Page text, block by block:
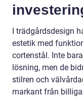
I trädgårdsdesign
estetik med
cortenstål. Inte
lösning, men de
stilren och
markant från